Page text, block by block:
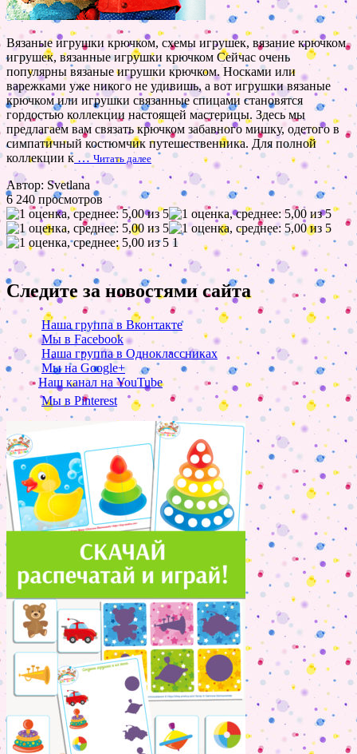
Вязаные игрушки крючком, схемы игрушек, вязание крючком
игрушек, вязанные игрушки крючком Сейчас очень
популярны вязаные игрушки крючком. Носками или
варежками уже никого не удивишь, а вот игрушки вязаные
крючком или игрушки связанные спицами становятся
гордостью коллекции настоящей мастерицы. Здесь мы
предлагаем вам связать крючком забавного мишку, одетого в
симпатичный костюмчик путешественника. Для полной
коллекции к … Читать далее
Автор: Svetlana
6 240 просмотров
1
Следите за новостями сайта
Наша группа в Вконтакте
Мы в Facebook
Наша группа в Одноклассниках
Мы на Google+
Наш канал на YouTube
Мы в Pinterest